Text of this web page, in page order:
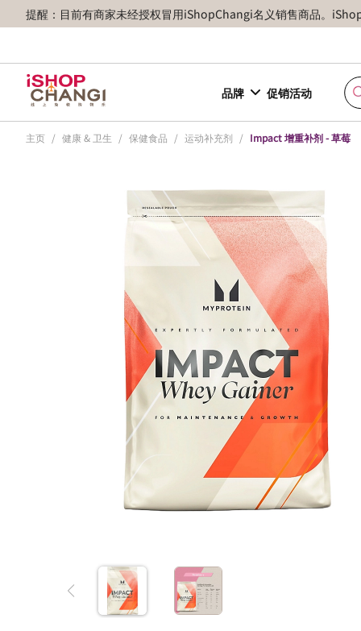
提醒：目前有商家未经授权冒用iShopChangi名义销售商品。
品牌 促销活动
主页 / 健康 & 卫生 / 保健食品 / 运动补充剂 / Impact 增重补剂 - 草莓